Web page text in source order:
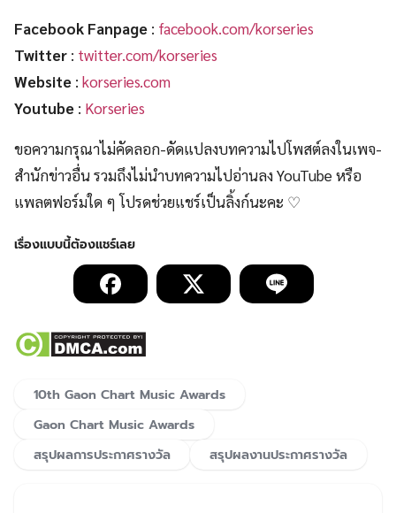
Facebook Fanpage : facebook.com/korseries
Twitter : twitter.com/korseries
Website : korseries.com
Youtube : Korseries
ขอความกรุณาไม่คัดลอก-ดัดแปลงบทความไปโพสต์ลงในเพจ-
สำนักข่าวอื่น รวมถึงไม่นำบทความไปอ่านลง YouTube หรือ
แพลตฟอร์มใด ๆ โปรดช่วยแชร์เป็นลิ้งก์นะคะ ♡
10th Gaon Chart Music Awards
Gaon Chart Music Awards
สรุปผลการประกาศรางวัล
สรุปผลงานประกาศรางวัล